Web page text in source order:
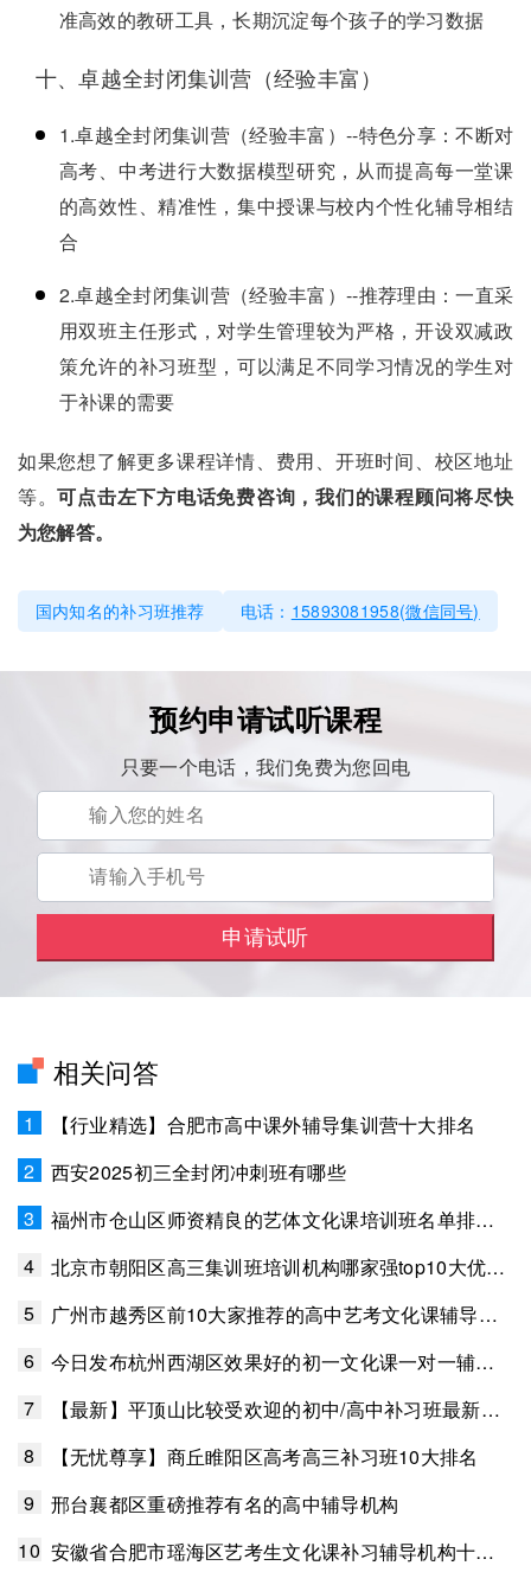
准高效的教研工具，长期沉淀每个孩子的学习数据
十、卓越全封闭集训营（经验丰富）
1.卓越全封闭集训营（经验丰富）--特色分享：不断对
高考、中考进行大数据模型研究，从而提高每一堂课
的高效性、精准性，集中授课与校内个性化辅导相结
合
2.卓越全封闭集训营（经验丰富）--推荐理由：一直采
用双班主任形式，对学生管理较为严格，开设双减政
策允许的补习班型，可以满足不同学习情况的学生对
于补课的需要
如果您想了解更多课程详情、费用、开班时间、校区地址
等。可点击左下方电话免费咨询，我们的课程顾问将尽快
为您解答。
国内知名的补习班推荐 电话： 15893081958(微信同号)
预约申请试听课程
只要一个电话，我们免费为您回电
相关问答
1
【行业精选】合肥市高中课外辅导集训营十大排名
2
西安2025初三全封闭冲刺班有哪些
3
福州市仓山区师资精良的艺体文化课培训班名单排名汇总
4
北京市朝阳区高三集训班培训机构哪家强top10大优质榜单测评揭晓
5
广州市越秀区前10大家推荐的高中艺考文化课辅导班TOP10排名榜一览
6
今日发布杭州西湖区效果好的初一文化课一对一辅导十大新榜单汇总出炉
7
【最新】平顶山比较受欢迎的初中/高中补习班最新排名一览
8
【无忧尊享】商丘睢阳区高考高三补习班10大排名
9
邢台襄都区重磅推荐有名的高中辅导机构
10 安徽省合肥市瑶海区艺考生文化课补习辅导机构十大排名榜单